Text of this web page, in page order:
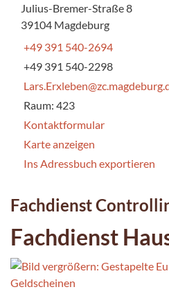
Julius-Bremer-Straße 8
39104 Magdeburg
+49 391 540-2694
+49 391 540-2298
Raum: 423
Kontaktformular
Karte anzeigen
Ins Adressbuch exportieren
Fachdienst
Fachdienst